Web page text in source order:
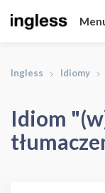
Ingless Idiomy
Idiom